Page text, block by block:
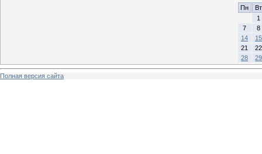
Пн
Вт
1
7
8
14
15
21
22
28
29
Полная версия сайта